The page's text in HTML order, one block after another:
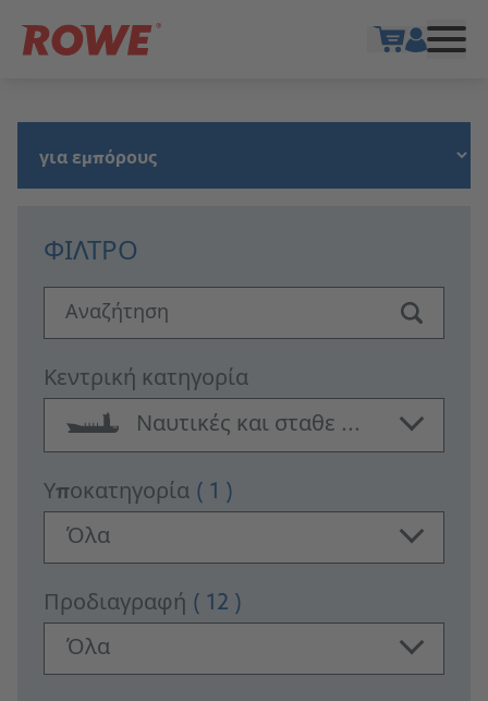
ΦΊΛΤΡΟ
Αναζήτηση
Κεντρική κατηγορία
Ναυτικές και σταθε ...
Υποκατηγορία ( 1 )
Όλα
Προδιαγραφή ( 12 )
Όλα